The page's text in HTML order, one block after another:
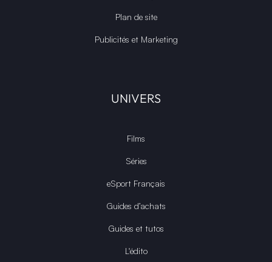
Plan de site
Publicités et Marketing
UNIVERS
Films
Séries
eSport Français
Guides d’achats
Guides et tutos
L'édito